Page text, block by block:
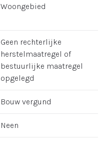
Woongebied
Geen rechterlijke
herstelmaatregel of
bestuurlijke maatregel
opgelegd
Bouw vergund
Neen